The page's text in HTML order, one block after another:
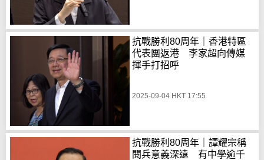
抗戰勝利80周年｜香港特區
代表團返港 李家超向傳媒
揮手打招呼
2025-09-04 HKT 17:55
抗戰勝利80周年｜譚耀宗稱
閱兵意義深遠 有中學逾千